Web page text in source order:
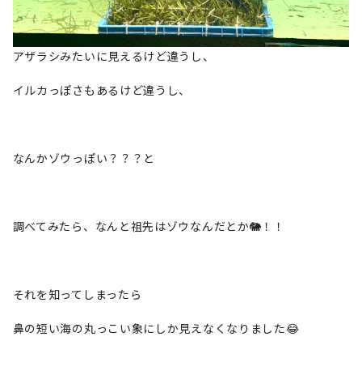
アザラシみたいに見えるけど違うし、
イルカっぽさもあるけど違うし、
なんかゾウっぽい？？？と
調べてみたら、なんと祖先はゾウなんだとか🐘！！
それを知ってしまったら
鼻の短い海の丸っこい象にしか見えなくなりました😂